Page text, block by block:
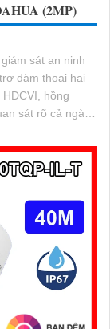
(2MP)
sát an ninh
đàm thoại hai
sát rõ cả ngày